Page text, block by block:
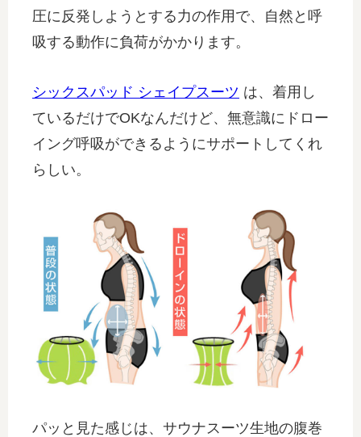
圧に反発しようとする力の作用で、自然と呼
吸する動作に負荷がかかります。
シックスパッド シェイプスーツ は、着用し
ているだけでOKなんだけど、無意識にドロー
イング呼吸ができるようにサポートしてくれ
らしい。
パッと見た感じは、サウナスーツ生地の腹巻